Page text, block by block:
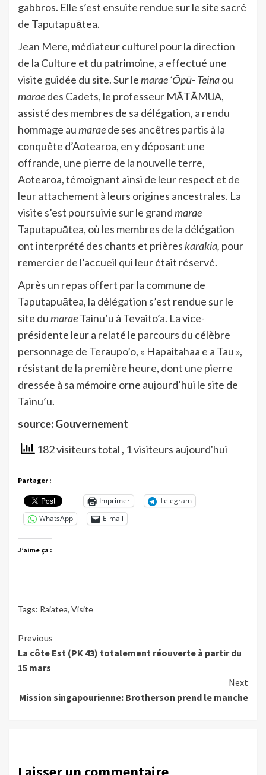
gabbros. Elle s’est ensuite rendue sur le site sacré
de Taputapuātea.
Jean Mere, médiateur culturel pour la direction
de la Culture et du patrimoine, a effectué une
visite guidée du site. Sur lemarae‘Ōpū- Teinaou
maraedes Cadets, le professeur MĀTĀMUA,
assisté des membres de sa délégation, a rendu
hommage aumaraede ses ancêtres partis à la
conquête d’Aotearoa, en y déposant une
offrande, une pierre de la nouvelle terre,
Aotearoa, témoignant ainsi de leur respect et de
leur attachement à leurs origines ancestrales. La
visite s’est poursuivie sur le grandmarae
Taputapuātea, où les membres de la délégation
ont interprété des chants et prières karakia, pour
remercier de l’accueil qui leur était réservé.
Après un repas offert par la commune de
Taputapuātea, la délégation s’est rendue sur le
site dumaraeTainu’u à Tevaito’a. La vice-
présidente leur a relaté le parcours du célèbre
personnage de Teraupo’o, « Hapaitahaa e a Tau »,
résistant de la première heure, dont une pierre
dressée à sa mémoire orne aujourd’hui le site de
Tainu’u.
source: Gouvernement
182 visiteurs total , 1 visiteurs aujourd'hui
Partager :
Imprimer
Telegram
WhatsApp
E-mail
J’aime ça :
Tags: Raiatea, Visite
Continue
Reading
Previous
La côte Est (PK 43) totalement réouverte à partir du
15 mars
Next
Mission singapourienne: Brotherson prend le manche